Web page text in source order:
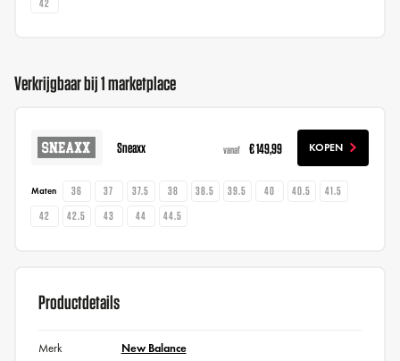
Verkrijgbaar bij 1 marketplace
Sneaxx vanaf € 149,99 KOPEN
Maten 36 37 37.5 38 38.5 39.5 40 40.5
41.5
42
42.5 43 44 44.5
Productdetails
Merk New Balance